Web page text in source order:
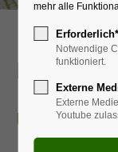
Revision
mehr alle
Erforderlich*
Notwendige
funktioniert.
Externe
Externe
Youtube